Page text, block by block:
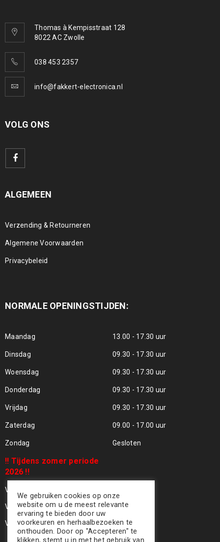
Thomas à Kempisstraat 128
8022 AC Zwolle
038 453 2357
info@fakkert-electronica.nl
VOLG ONS
ALGEMEEN
Verzending & Retourneren
Algemene Voorwaarden
Privacybeleid
NORMALE OPENINGSTIJDEN:
Maandag 13.00 - 17.30 uur
Dinsdag 09.30 - 17.30 uur
Woensdag 09.30 - 17.30 uur
Donderdag 09.30 - 17.30 uur
Vrijdag 09.30 - 17.30 uur
Zaterdag 09.00 - 17.00 uur
Zondag Gesloten
!! Tijdens zomer periode
2026 !!
Vrijdag 24 Juli - Gesloten !!
Vrijdag 31 Juli - Gesloten !!
Vrijdag 07 Aug - Gesloten !!
We gebruiken cookies op onze
website om u de meest relevante
ervaring te bieden door uw
voorkeuren en herhaalbezoeken te
onthouden. Door op "Accepteren" te
klikken, stemt u in met het gebruik van